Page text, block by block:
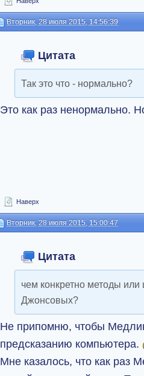
Вторник, 28 июля 2015, 14:56:39
Цитата
Так это что - нормально?
Это как раз ненормально.
Наверх
Вторник, 28 июля 2015, 15:00:47
Цитата
чем конкретно методы
Джонсовых?
Не припомню, чтобы
предсказанию компьютера.
Мне казалось, что как раз